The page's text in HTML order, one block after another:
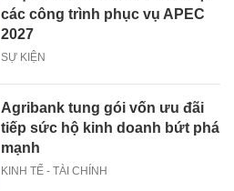
các công trình phục vụ APEC
2027
SỰ KIỆN
Agribank tung gói vốn ưu đãi
tiếp sức hộ kinh doanh bứt phá
mạnh
KINH TẾ - TÀI CHÍNH